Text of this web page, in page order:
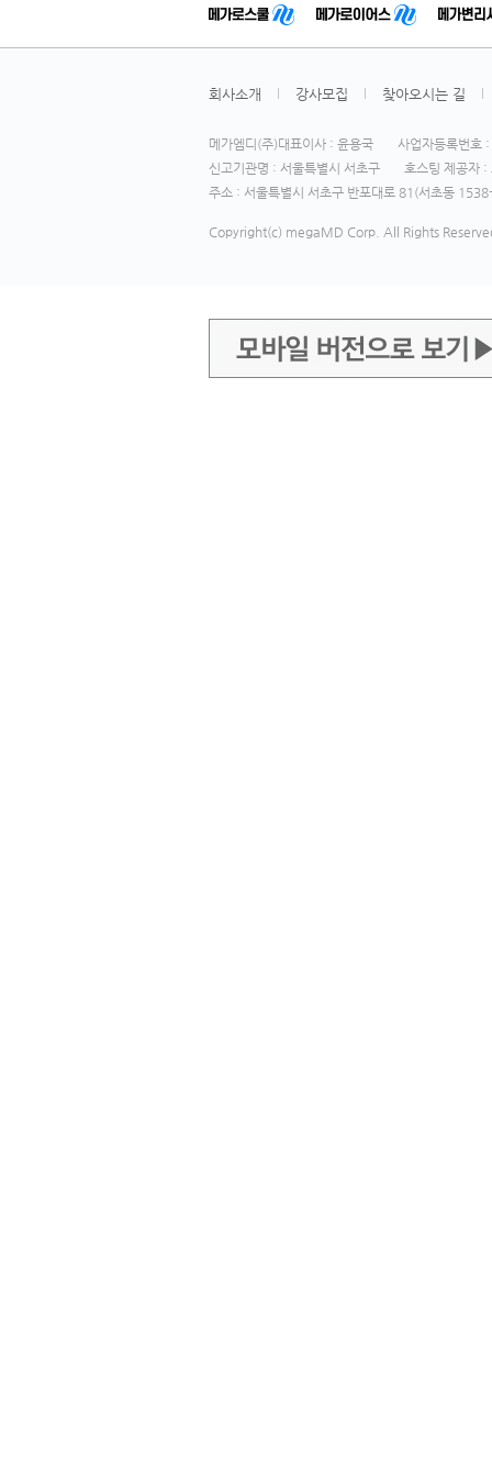
회사소개 강사모집 찾아오시는 길
메가엠디(주)대표이사 : 윤용국
사업자등록번
신고기관명 : 서울특별시 서초구
호스팅 제공자 :
주소 : 서울특별시 서초구 반포대로 81(서초동
Copyright(c) megaMD Corp. All Rights